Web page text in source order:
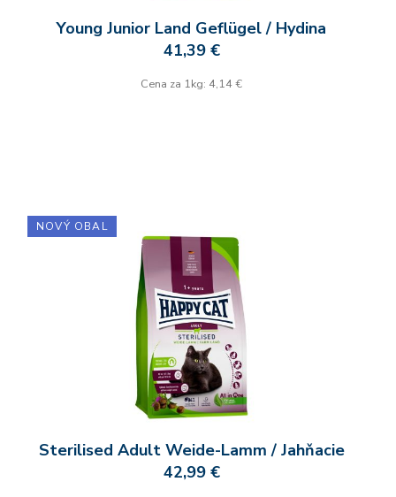
Young Junior Land Geflügel / Hydina
41,39 €
Cena za 1kg: 4,14 €
Sterilised Adult Weide-Lamm / Jahňacie
42,99 €
NOVÝ OBAL